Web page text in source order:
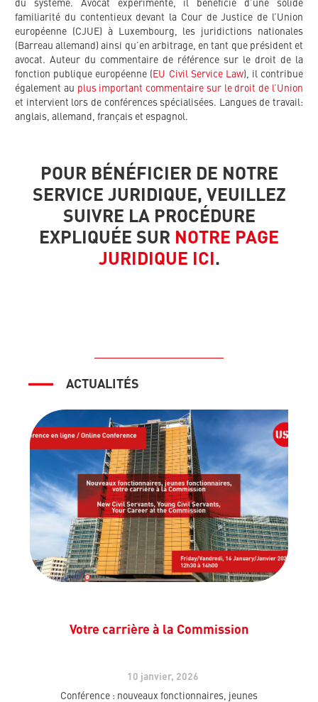
du système. Avocat expérimenté, il bénéficie d’une solide
familiarité du contentieux devant la Cour de Justice de l’Union
européenne (CJUE) à Luxembourg, les juridictions nationales
(Barreau allemand) ainsi qu’en arbitrage, en tant que président et
avocat. Auteur du commentaire de référence sur le droit de la
fonction publique européenne ( EU Civil Service Law), il contribue
également au plus important commentaire sur le droit de l’Union
et intervient lors de conférences spécialisées. Langues de travail:
anglais, allemand, français et espagnol.
POUR BÉNÉFICIER DE NOTRE
SERVICE JURIDIQUE, VEUILLEZ
SUIVRE LA PROCÉDURE
EXPLIQUÉE SUR NOTRE PAGE
JURIDIQUE ICI.
ACTUALITÉS
Votre carrière à la Commission
10 janvier, 2026
Conférence : nouveaux fonctionnaires, jeunes